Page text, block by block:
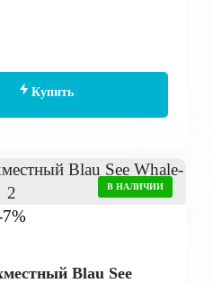
Купить
В НАЛИЧИИ
Blau See